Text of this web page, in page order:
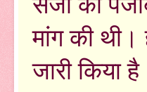
मांग की
जारी किया